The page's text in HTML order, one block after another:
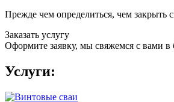
Прежде чем определиться, чем закрыть
Заказать услугу
Оформите заявку, мы свяжемся с вами
Услуги: